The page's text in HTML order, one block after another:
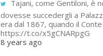
Tajani, come Gentiloni, è
dovesse succedergli a
era dal 1867, quando il Conte
https://t.co/x5gCNARpgG
8 years ago